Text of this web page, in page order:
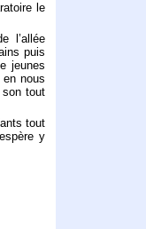
le
l’allée
puis
jeunes
nous
son tout
tout
y